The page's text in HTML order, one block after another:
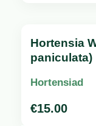
Hortensia
paniculata)
Hortensiad
€15.00